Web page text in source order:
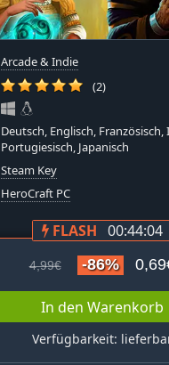
Arcade & Indie
(2)
Deutsch, Englisch,
Portugiesisch, Japanisch
Steam Key
HeroCraft PC
FLASH 00:44:04
4,99€ -86%
In den Warenkorb
Verfügbarkeit: